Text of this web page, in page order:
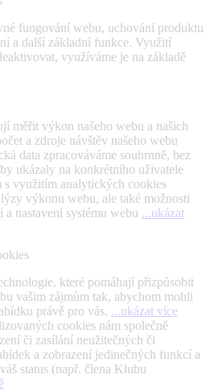
fungování webu, uchování produktu
a další základní funkce. Využití
využíváme je na základě
měřit výkon našeho webu a našich
a zdroje návštěv našeho webu
data zpracováváme souhrnně, bez
ukázaly na konkrétního uživatele
s využitím analytických cookies
výkonu webu, ale také možnosti
a nastavení systému webu ...ukázat
které pomáhají přizpůsobit
vašim zájmům tak, abychom mohli
právě pro vás. ...ukázat více
cookies nám společně
či zasílání neužitečných či
a zobrazení jedinečných funkcí a
status (např. člena Klubu